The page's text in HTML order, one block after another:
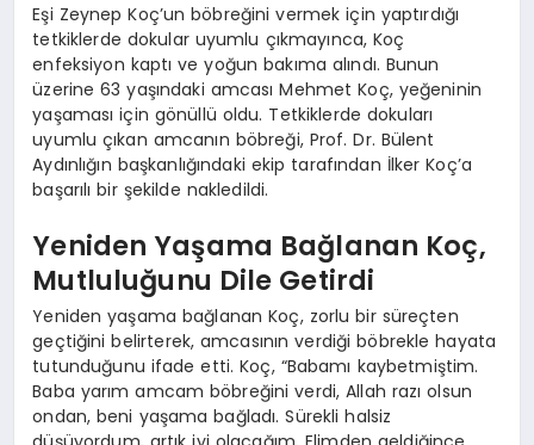
Eşi Zeynep Koç’un böbreğini vermek için yaptırdığı
tetkiklerde dokular uyumlu çıkmayınca, Koç
enfeksiyon kaptı ve yoğun bakıma alındı. Bunun
üzerine 63 yaşındaki amcası Mehmet Koç, yeğeninin
yaşaması için gönüllü oldu. Tetkiklerde dokuları
uyumlu çıkan amcanın böbreği, Prof. Dr. Bülent
Aydınlığın başkanlığındaki ekip tarafından İlker Koç’a
başarılı bir şekilde nakledildi.
Yeniden Yaşama Bağlanan Koç,
Mutluluğunu Dile Getirdi
Yeniden yaşama bağlanan Koç, zorlu bir süreçten
geçtiğini belirterek, amcasının verdiği böbrekle hayata
tutunduğunu ifade etti. Koç, “Babamı kaybetmiştim.
Baba yarım amcam böbreğini verdi, Allah razı olsun
ondan, beni yaşama bağladı. Sürekli halsiz